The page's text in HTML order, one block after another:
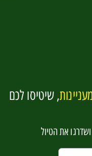
בקליק אחד
, שיטיסו לכם
את הטיול